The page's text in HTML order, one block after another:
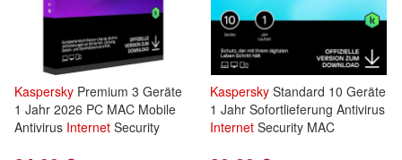
Kaspersky Premium 3 Geräte
1 Jahr 2026 PC MAC Mobile
Antivirus Internet Security
Kaspersky Standard 10 Geräte
1 Jahr Sofortlieferung Antivirus
Internet Security MAC